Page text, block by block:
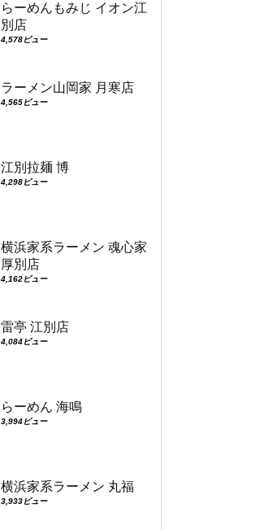
らーめんもみじ イオン江
別店
4,578ビュー
ラーメン山岡家 月寒店
4,565ビュー
江別拉麺 博
4,298ビュー
横浜家系ラーメン 魂心家
厚別店
4,162ビュー
雷亭 江別店
4,084ビュー
らーめん 海鳴
3,994ビュー
横浜家系ラーメン 丸福
3,933ビュー